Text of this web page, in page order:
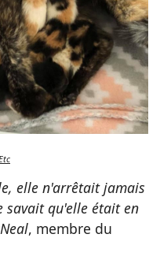
elle n'arrêtait jamais
savait qu'elle était en
, membre du